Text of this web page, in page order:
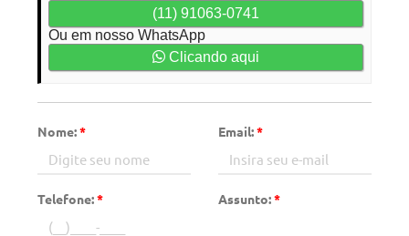
(11) 91063-0741
Ou em nosso WhatsApp
Clicando aqui
Nome:* Email:*
Telefone:* Assunto:*